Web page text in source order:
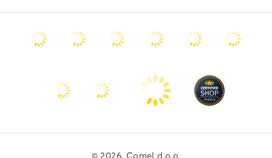
© 2026. Comel d.o.o.